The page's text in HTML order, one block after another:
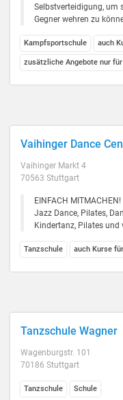
Selbstverteidigung, um
Gegner wehren zu
Kampfsportschule auch
zusätzliche Angebote nur für
Vaihinger Dance
Vaihinger Markt 4
70563 Stuttgart
EINFACH
Jazz Dance, Pilates,
Kindertanz, Pilates und
Tanzschule auch Kurse
Tanzschule Wagner
Wagenburgstr. 101
70186 Stuttgart
Tanzschule Schule